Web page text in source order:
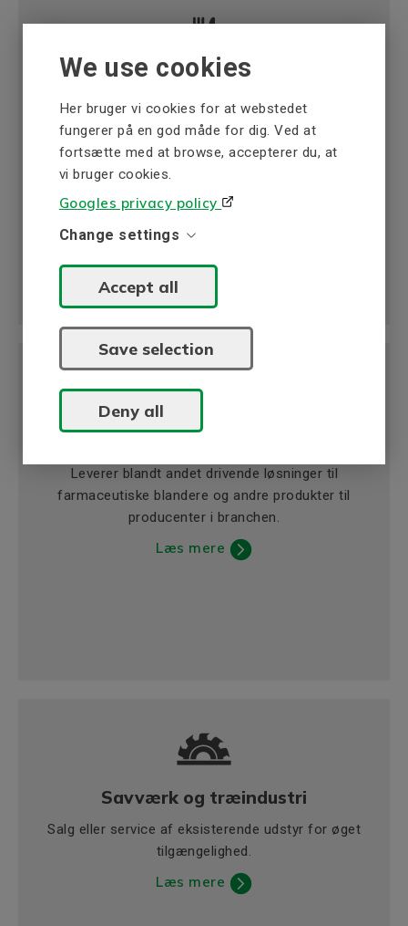
We use cookies
Her bruger vi cookies for at webstedet
fungerer på en god måde for dig. Ved at
fortsætte med at browse, accepterer du, at
vi bruger cookies.
Googles privacy policy
Change settings
Accept all
Save selection
Deny all
Leverer drivløsninger til transportbånd,
fiskerensemaskiner og meget mere.
Læs mere
Leverer blandt andet drivende løsninger til
farmaceutiske blandere og andre produkter til
producenter i branchen.
Læs mere
Savværk og træindustri
Salg eller service af eksisterende udstyr for øget
tilgængelighed.
Læs mere